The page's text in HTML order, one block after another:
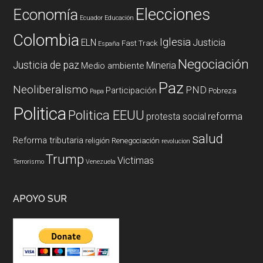
Economía Ecuador Educación Elecciones
Colombia ELN España Fast Track Iglesia Justicia
Justicia de paz Medio ambiente Mineria Negociación
Neoliberalismo Papa Participación Paz PND Pobreza
PoliticaPolitica EEUU protesta social reforma
Reforma tributaria religión Renegociación revolucion salud
Terrorismo Trump Venezuela Victimas
APOYO SUR